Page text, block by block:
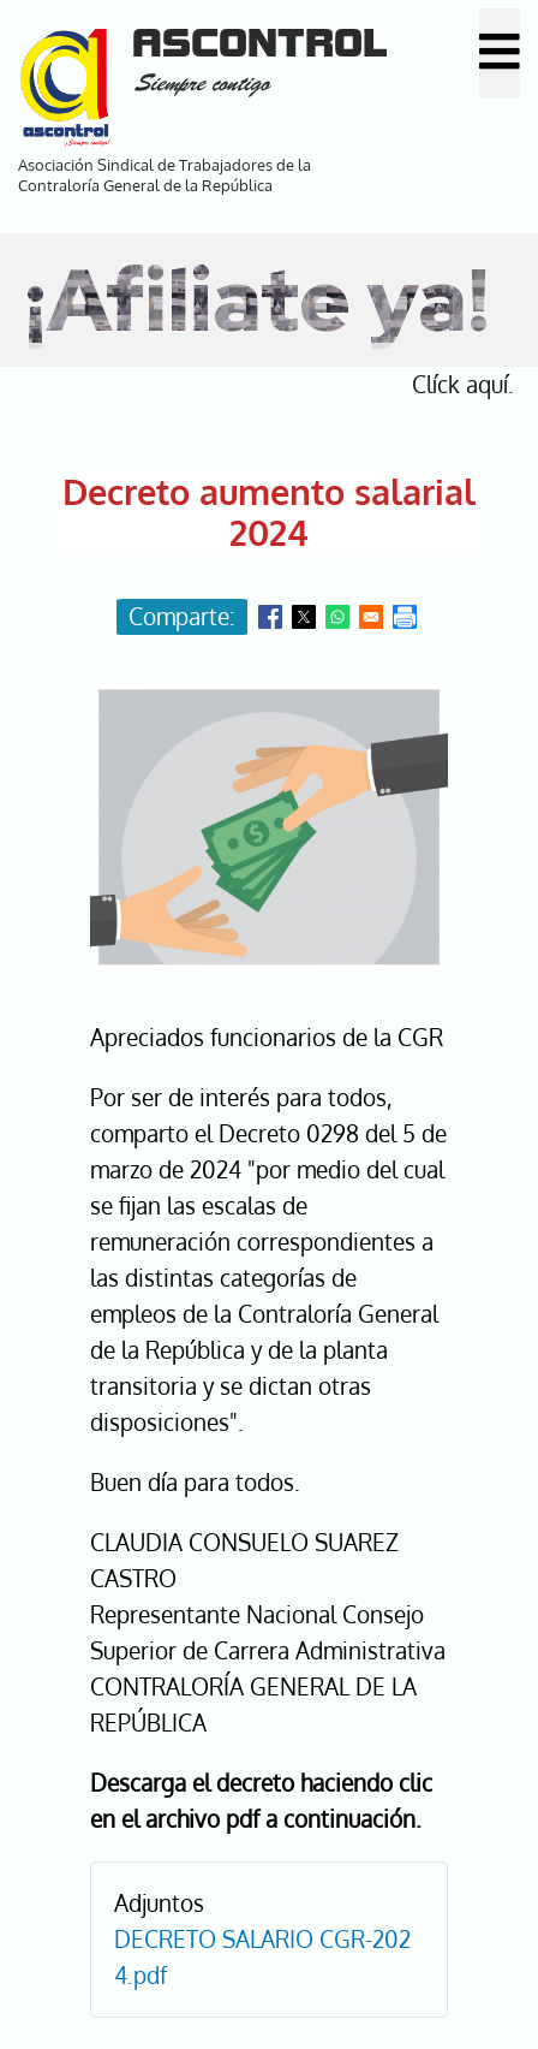
contenido
principal
ASCONTROL
Siempre contigo
Asociación Sindical de Trabajadores de la
Contraloría General de la República
¡Afiliate ya!
Clíck aquí.
Decreto aumento salarial
2024
Image
Apreciados funcionarios de la CGR
Por ser de interés para todos,
comparto el Decreto 0298 del 5 de
marzo de 2024 "por medio del cual
se fijan las escalas de
remuneración correspondientes a
las distintas categorías de
empleos de la Contraloría General
de la República y de la planta
transitoria y se dictan otras
disposiciones".
Buen día para todos.
CLAUDIA CONSUELO SUAREZ
CASTRO
Representante Nacional Consejo
Superior de Carrera Administrativa
CONTRALORÍA GENERAL DE LA
REPÚBLICA
Descarga el decreto haciendo clic
en el archivo pdf a continuación.
Adjuntos
DECRETO SALARIO CGR-202
4.pdf